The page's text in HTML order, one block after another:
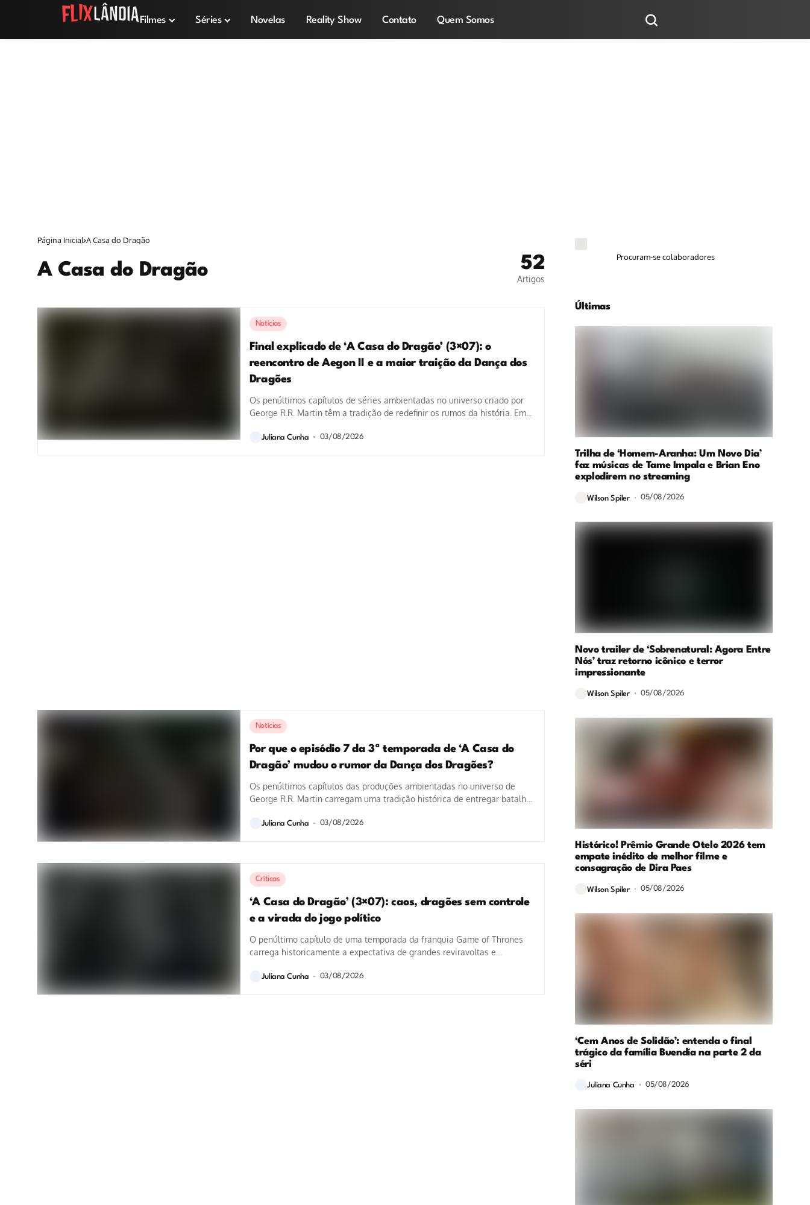
Filmes Séries Novelas Reality Show Contato Quem Somos
Página Inicial A Casa do Dragão
A Casa do Dragão 52
Artigos
Notícias
Final explicado de ‘A Casa do Dragão’ (3×07): o
reencontro de Aegon II e a maior traição da Dança dos
Dragões
Os penúltimos capítulos de séries ambientadas no universo criado por
George R.R. Martin têm a tradição de redefinir os rumos da história. Em...
Juliana Cunha 03/08/2026
Notícias
Por que o episódio 7 da 3ª temporada de ‘A Casa do
Dragão’ mudou o rumor da Dança dos Dragões?
Os penúltimos capítulos das produções ambientadas no universo de
George R.R. Martin carregam uma tradição histórica de entregar batalhas
Juliana Cunha 03/08/2026
Críticas
‘A Casa do Dragão’ (3×07): caos, dragões sem controle
e a virada do jogo político
O penúltimo capítulo de uma temporada da franquia Game of Thrones
carrega historicamente a expectativa de grandes reviravoltas e
Juliana Cunha 03/08/2026
Procuram-se colaboradores
Últimas
Trilha de ‘Homem-Aranha: Um Novo Dia’
faz músicas de Tame Impala e Brian Eno
explodirem no streaming
Wilson Spiler 05/08/2026
Novo trailer de ‘Sobrenatural: Agora Entre
Nós’ traz retorno icônico e terror
impressionante
Wilson Spiler 05/08/2026
Histórico! Prêmio Grande Otelo 2026 tem
empate inédito de melhor filme e
consagração de Dira Paes
Wilson Spiler 05/08/2026
‘Cem Anos de Solidão’: entenda o final
trágico da família Buendía na parte 2 da
séri
Juliana Cunha 05/08/2026